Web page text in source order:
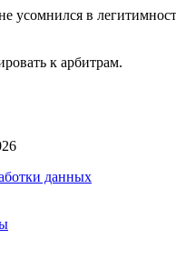
усомнился в
к арбитрам.
данных